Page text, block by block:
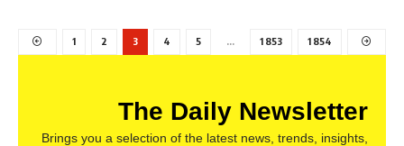
1 2 3 4 5 … 1 853 1 854
The Daily Newsletter
Brings you a selection of the latest news, trends, insights,